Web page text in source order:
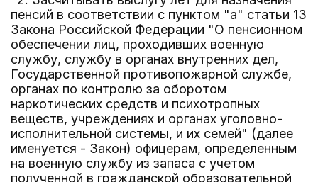
пенсий в соответствии с пунктом "а" статьи 13
Закона Российской Федерации "О пенсионном
обеспечении лиц, проходивших военную
службу, службу в органах внутренних дел,
Государственной противопожарной службе,
органах по контролю за оборотом
наркотических средств и психотропных
веществ, учреждениях и органах уголовно-
исполнительной системы, и их семей" (далее
именуется - Закон) офицерам, определенным
на военную службу из запаса с учетом
полученной в гражданской образовательной